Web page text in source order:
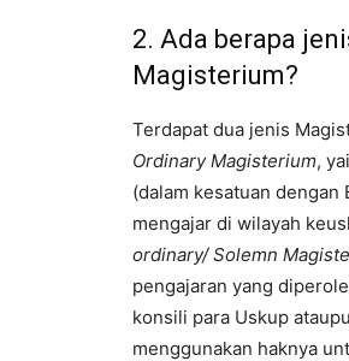
2. Ada berapa
Magisterium?
Terdapat dua jenis
Ordinary Magisterium,
(dalam kesatuan dengan
mengajar di wilayah
ordinary/ Solemn
pengajaran yang
konsili para Uskup
menggunakan haknya